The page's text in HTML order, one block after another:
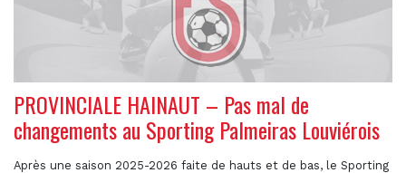
PROVINCIALE HAINAUT – Pas mal de
changements au Sporting Palmeiras Louviérois
Après une saison 2025-2026 faite de hauts et de bas, le Sporting